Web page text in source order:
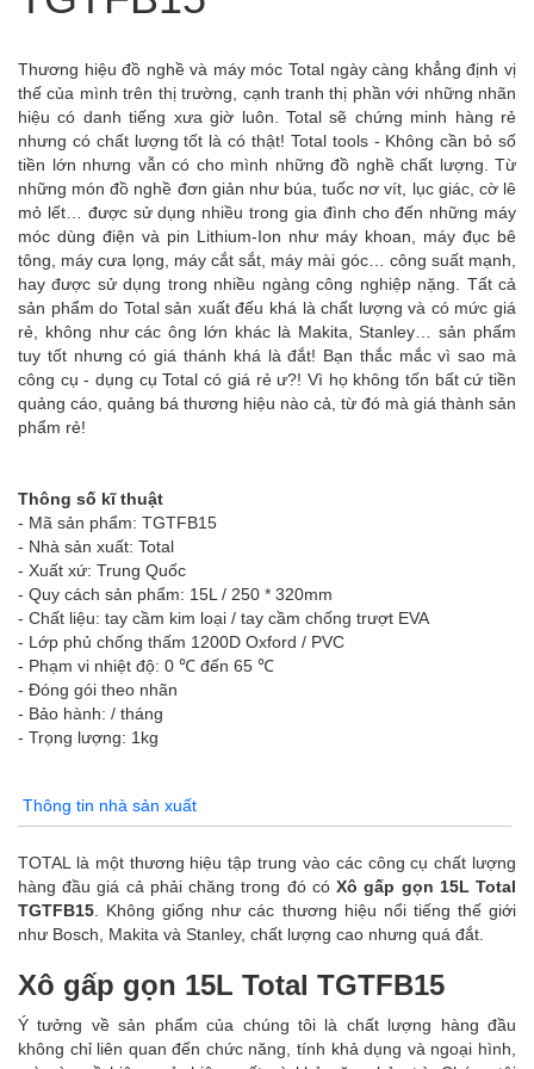
Thương hiệu đồ nghề và máy móc Total ngày càng khẳng định vị
thế của mình trên thị trường, cạnh tranh thị phần với những nhãn
hiệu có danh tiếng xưa giờ luôn. Total sẽ chứng minh hàng rẻ
nhưng có chất lượng tốt là có thật! Total tools - Không cần bỏ số
tiền lớn nhưng vẫn có cho mình những đồ nghề chất lượng. Từ
những món đồ nghề đơn giản như búa, tuốc nơ vít, lục giác, cờ lê
mỏ lết… được sử dụng nhiều trong gia đình cho đến những máy
móc dùng điện và pin Lithium-Ion như máy khoan, máy đục bê
tông, máy cưa lọng, máy cắt sắt, máy mài góc… công suất mạnh,
hay được sử dụng trong nhiều ngàng công nghiệp nặng. Tất cả
sản phẩm do Total sản xuất đếu khá là chất lượng và có mức giá
rẻ, không như các ông lớn khác là Makita, Stanley… sản phẩm
tuy tốt nhưng có giá thánh khá là đắt! Bạn thắc mắc vì sao mà
công cụ - dụng cụ Total có giá rẻ ư?! Vì họ không tốn bất cứ tiền
quảng cáo, quảng bá thương hiệu nào cả, từ đó mà giá thành sản
phẩm rẻ!
Thông số kĩ thuật
- Mã sản phẩm: TGTFB15
- Nhà sản xuất: Total
- Xuất xứ: Trung Quốc
- Quy cách sản phẩm: 15L / 250 * 320mm
- Chất liệu: tay cầm kim loại / tay cầm chống trượt EVA
- Lớp phủ chống thấm 1200D Oxford / PVC
- Phạm vi nhiệt độ: 0 ℃ đến 65 ℃
- Đóng gói theo nhãn
- Bảo hành: / tháng
- Trọng lượng: 1kg
Thông tin nhà sản xuất
TOTAL là một thương hiệu tập trung vào các công cụ chất lượng
hàng đầu giá cả phải chăng trong đó cóXô gấp gọn 15L Total
TGTFB15 . Không giống như các thương hiệu nổi tiếng thế giới
như Bosch, Makita và Stanley, chất lượng cao nhưng quá đắt.
Xô gấp gọn 15L Total TGTFB15
Ý tưởng về sản phẩm của chúng tôi là chất lượng hàng đầu
không chỉ liên quan đến chức năng, tính khả dụng và ngoại hình,